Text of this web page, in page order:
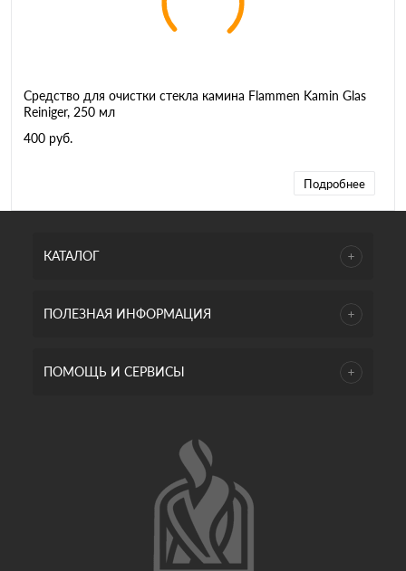
Средство для очистки стекла камина Flammen Kamin Glas
Reiniger, 250 мл
400 руб.
Подробнее
КАТАЛОГ
ПОЛЕЗНАЯ ИНФОРМАЦИЯ
ПОМОЩЬ И СЕРВИСЫ